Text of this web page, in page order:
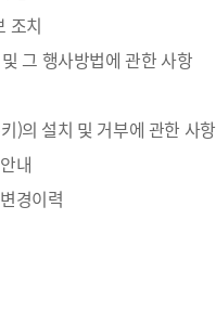
조치
그 행사방법에 관한 사항
)의 설치 및 거부에 관한 사항
내
경이력